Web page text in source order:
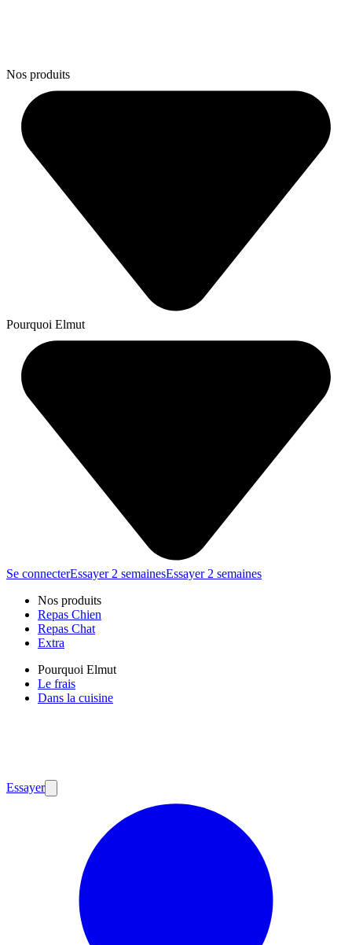
Nos produits
Pourquoi Elmut
Se connecterEssayer 2 semainesEssayer 2 semaines
Nos produits
Repas Chien
Repas Chat
Extra
Pourquoi Elmut
Le frais
Dans la cuisine
Essayer